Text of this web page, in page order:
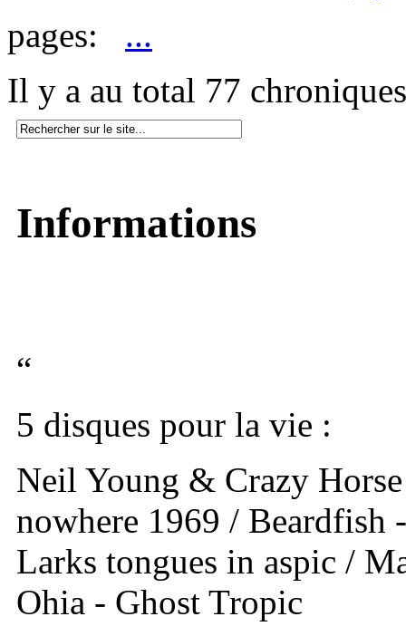
pages: ...
Il y a au total 77 chroniques
Informations
“
5 disques pour la vie :
Neil Young & Crazy
nowhere 1969 /
Larks tongues in aspic /
Ohia - Ghost Tropic